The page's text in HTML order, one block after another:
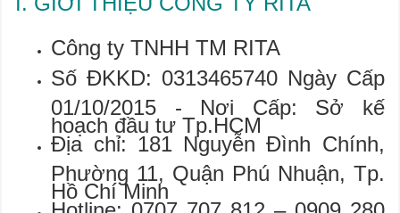
Công ty TNHH TM RITA
Số ĐKKD: 0313465740 Ngày Cấp
01/10/2015 - Nơi Cấp: Sở kế
hoạch đầu tư Tp.HCM
Địa chỉ: 181 Nguyễn Đình Chính,
Phường 11, Quận Phú Nhuận, Tp.
Hồ Chí Minh